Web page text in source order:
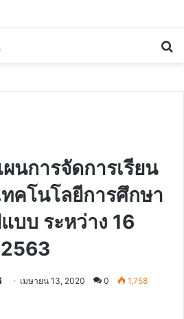
นการจัดการเรียน
คโนโลยีการศึกษา
บบ ระหว่าง 16
Send เมษายน 13, 2020 0 1,758